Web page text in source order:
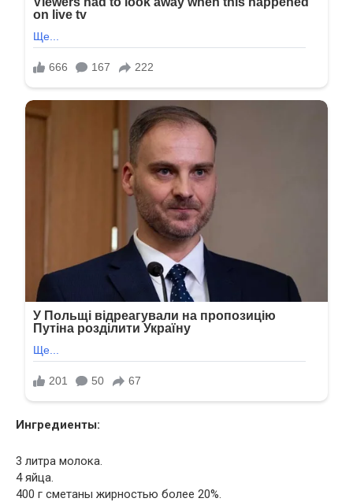
Ингредиенты:
3 литра молока.
4 яйца.
400 г сметаны жирностью более 20%.